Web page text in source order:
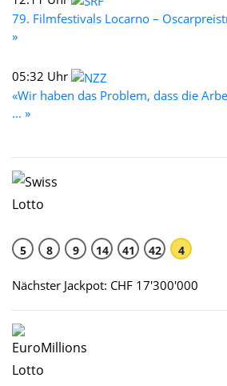
79. Filmfestivals Locarno –
»
05:32 Uhr
«Wir haben das Problem, dass die
... »
5 8 9 14 41 42 4
Nächster Jackpot: CHF 17'300'000